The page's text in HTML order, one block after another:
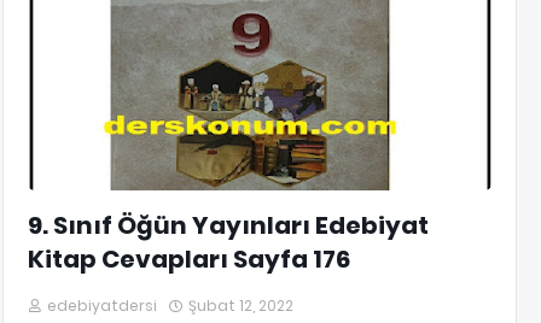
9. Sınıf Öğün Yayınları Edebiyat
Kitap Cevapları Sayfa 176
edebiyatdersi Şubat 12, 2022